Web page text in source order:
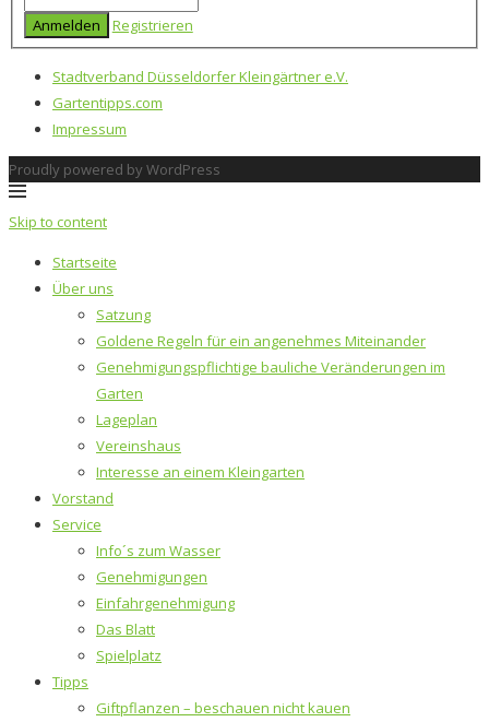
Registrieren
Stadtverband Düsseldorfer Kleingärtner e.V.
Gartentipps.com
Impressum
Proudly powered by WordPress
Skip to content
Startseite
Über uns
Satzung
Goldene Regeln für ein angenehmes Miteinander
Genehmigungspflichtige bauliche Veränderungen im
Garten
Lageplan
Vereinshaus
Interesse an einem Kleingarten
Vorstand
Service
Info´s zum Wasser
Genehmigungen
Einfahrgenehmigung
Das Blatt
Spielplatz
Tipps
Giftpflanzen – beschauen nicht kauen